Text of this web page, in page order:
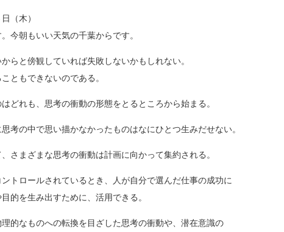
（木）
今朝もいい天気の千葉からです。
らと傍観していれば失敗しないかもしれない。
ともできないのである。
どれも、思考の衝動の形態をとるところから始まる。
考の中で思い描かなかったものはなにひとつ生みだせない。
さまざまな思考の衝動は計画に向かって集約される。
トロールされているとき、人が自分で選んだ仕事の成功に
的を生み出すために、活用できる。
的なものへの転換を目ざした思考の衝動や、 潜在意識の